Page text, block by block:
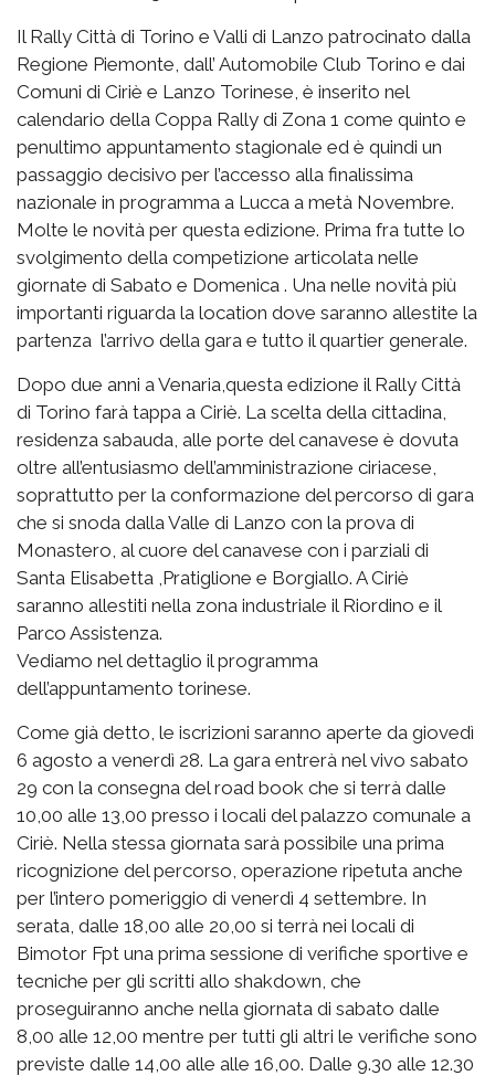
Il Rally Città di Torino e Valli di Lanzo patrocinato dalla
Regione Piemonte, dall’ Automobile Club Torino e dai
Comuni di Ciriè e Lanzo Torinese, è inserito nel
calendario della Coppa Rally di Zona 1 come quinto e
penultimo appuntamento stagionale ed è quindi un
passaggio decisivo per l’accesso alla finalissima
nazionale in programma a Lucca a metà Novembre.
Molte le novità per questa edizione. Prima fra tutte lo
svolgimento della competizione articolata nelle
giornate di Sabato e Domenica . Una nelle novità più
importanti riguarda la location dove saranno allestite la
partenza l’arrivo della gara e tutto il quartier generale.
Dopo due anni a Venaria,questa edizione il Rally Città
di Torino farà tappa a Ciriè. La scelta della cittadina,
residenza sabauda, alle porte del canavese è dovuta
oltre all’entusiasmo dell’amministrazione ciriacese,
soprattutto per la conformazione del percorso di gara
che si snoda dalla Valle di Lanzo con la prova di
Monastero, al cuore del canavese con i parziali di
Santa Elisabetta ,Pratiglione e Borgiallo. A Ciriè
saranno allestiti nella zona industriale il Riordino e il
Parco Assistenza.
Vediamo nel dettaglio il programma
dell’appuntamento torinese.
Come già detto, le iscrizioni saranno aperte da giovedì
6 agosto a venerdì 28. La gara entrerà nel vivo sabato
29 con la consegna del road book che si terrà dalle
10,00 alle 13,00 presso i locali del palazzo comunale a
Ciriè. Nella stessa giornata sarà possibile una prima
ricognizione del percorso, operazione ripetuta anche
per l’intero pomeriggio di venerdì 4 settembre. In
serata, dalle 18,00 alle 20,00 si terrà nei locali di
Bimotor Fpt una prima sessione di verifiche sportive e
tecniche per gli scritti allo shakdown, che
proseguiranno anche nella giornata di sabato dalle
8,00 alle 12,00 mentre per tutti gli altri le verifiche sono
previste dalle 14,00 alle alle 16,00. Dalle 9.30 alle 12.30